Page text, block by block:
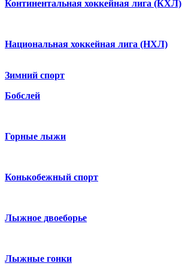
Континентальная хоккейная лига (КХЛ)
Национальная хоккейная лига (НХЛ)
Зимний спорт
Бобслей
Горные лыжи
Конькобежный спорт
Лыжное двоеборье
Лыжные гонки